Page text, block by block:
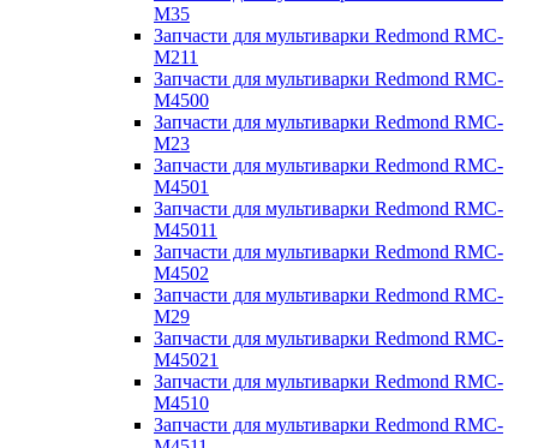
M35
Запчасти для мультиварки Redmond RMC-
M211
Запчасти для мультиварки Redmond RMC-
M4500
Запчасти для мультиварки Redmond RMC-
M23
Запчасти для мультиварки Redmond RMC-
M4501
Запчасти для мультиварки Redmond RMC-
M45011
Запчасти для мультиварки Redmond RMC-
M4502
Запчасти для мультиварки Redmond RMC-
M29
Запчасти для мультиварки Redmond RMC-
M45021
Запчасти для мультиварки Redmond RMC-
M4510
Запчасти для мультиварки Redmond RMC-